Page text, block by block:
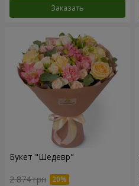
Заказать
Букет "Шедевр"
2 874 грн